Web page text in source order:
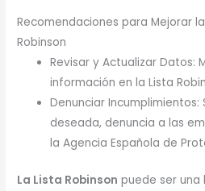
Recomendaciones para Mejorar
Robinson
Revisar y Actualizar Datos:
información en la Lista
Denunciar
deseada, denuncia a las
la Agencia Española de
La Lista Robinson puede ser